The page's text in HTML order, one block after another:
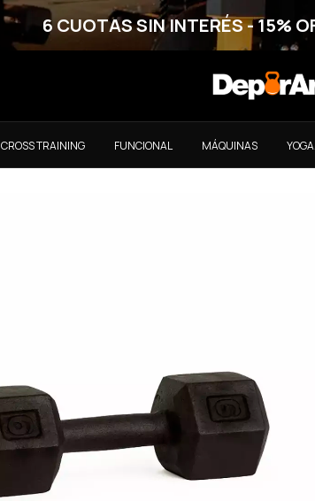
6 CUOTAS SIN INTERÉS - 15%
CROSS TRAINING FUNCIONAL MÁQUINAS